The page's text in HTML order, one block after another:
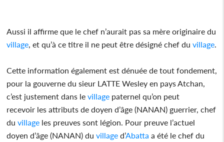
Aussi il affirme que le chef n’aurait pas sa mère originaire du
village , et qu’à ce titre il ne peut être désigné chef duvillage
Cette information également est dénuée de tout fondement,
pour la gouverne du sieur LATTE Wesley en pays Atchan,
c’est justement dans levillage paternel qu’on peut
recevoir les attributs de doyen d’âge (NANAN) guerrier, chef
duvillage les preuves sont légion. Pour preuve l’actuel
doyen d’âge (NANAN) duvillage d’Abatta a été le chef du